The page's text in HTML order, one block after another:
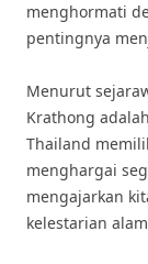
menghormati
pentingnya
Menurut
Krathong
Thailand
menghargai
mengajarkan
kelestarian